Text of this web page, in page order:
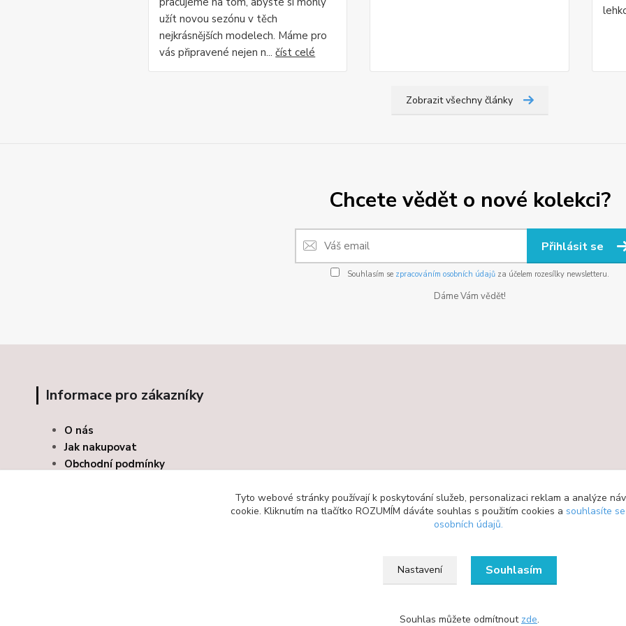
užít novou sezónu v těch
nejkrásnějších modelech. Máme pro
vás připravené nejen n...číst celé
Zobrazit všechny články
Chcete vědět o nové kolekci?
Přihlásit se
Souhlasím se zpracováním osobních údajůza účelem rozesílky newsletteru.
Dáme Vám vědět!
Informace pro zákazníky
O nás
Jak nakupovat
Obchodní podmínky
Tyto webové stránky používají k poskytování služeb, personalizaci reklam a analýze
cookie. Kliknutím na tlačítko ROZUMÍM dáváte souhlas s použitím cookies a souhlasíte
osobních údajů.
Nastavení Souhlasím
Souhlas můžete odmítnout zde.